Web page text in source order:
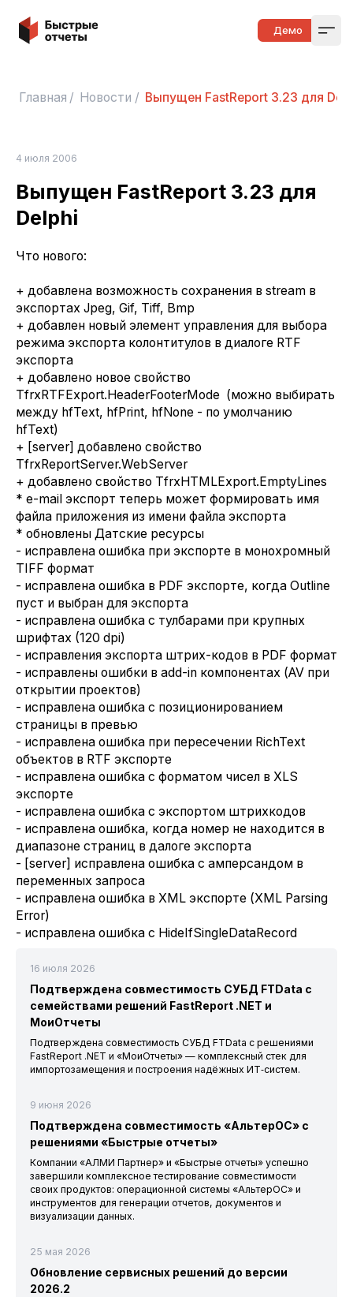
Быстрые отчеты Демо
Главная / Новости / Выпущен FastReport 3.23 для
4 июля 2006
Выпущен FastReport 3.23 для
Delphi
Что нового:
+ добавлена возможность сохранения в stream в
экспортах Jpeg, Gif, Tiff, Bmp
+ добавлен новый элемент управления для выбора
режима экспорта колонтитулов в диалоге RTF
экспорта
+ добавлено новое свойство
TfrxRTFExport.HeaderFooterMode (можно выбирать
между hfText, hfPrint, hfNone - по умолчанию
hfText)
+ [server] добавлено свойство
TfrxReportServer.WebServer
+ добавлено свойство TfrxHTMLExport.EmptyLines
* e-mail экспорт теперь может формировать имя
файла приложения из имени файла экспорта
* обновлены Датские ресурсы
- исправлена ошибка при экспорте в монохромный
TIFF формат
- исправлена ошибка в PDF экспорте, когда Outline
пуст и выбран для экспорта
- исправлена ошибка с тулбарами при крупных
шрифтах (120 dpi)
- исправления экспорта штрих-кодов в PDF формат
- исправлены ошибки в add-in компонентах (AV при
открытии проектов)
- исправлена ошибка с позиционированием
страницы в превью
- исправлена ошибка при пересечении RichText
объектов в RTF экспорте
- исправлена ошибка с форматом чисел в XLS
экспорте
- исправлена ошибка с экспортом штрихкодов
- исправлена ошибка, когда номер не находится в
диапазоне страниц в далоге экспорта
- [server] исправлена ошибка с амперсандом в
переменных запроса
- исправлена ошибка в XML экспорте (XML Parsing
Error)
- исправлена ошибка с HideIfSingleDataRecord
16 июля 2026
Подтверждена совместимость СУБД FTData с
семействами решений FastReport .NET и
МоиОтчеты
Подтверждена совместимость СУБД FTData с решениями
FastReport .NET и «МоиОтчеты» — комплексный стек для
импортозамещения и построения надёжных ИТ‑систем.
9 июня 2026
Подтверждена совместимость «АльтерОС» с
решениями «Быстрые отчеты»
Компании «АЛМИ Партнер» и «Быстрые отчеты» успешно
завершили комплексное тестирование совместимости
своих продуктов: операционной системы «АльтерОС» и
инструментов для генерации отчетов, документов и
визуализации данных.
25 мая 2026
Обновление сервисных решений до версии
2026.2